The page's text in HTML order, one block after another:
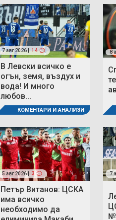
7 авг 2026 | 14
В Левски всичко е
огън, земя, въздух и
вода! И много
любов...
КОМЕНТАРИ И АНАЛИЗИ
8
5 авг 2026 | 3
Петър Витанов: ЦСКА
има всичко
необходимо да
7